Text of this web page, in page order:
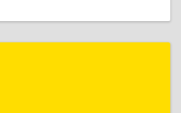
Грозный г, Путина пр-